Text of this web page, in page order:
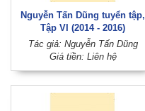
Nguyễn Tấn Dũng tuyển tập,
Tập VI (2014 - 2016)
Tác giả: Nguyễn Tấn Dũng
Giá tiền: Liên hệ